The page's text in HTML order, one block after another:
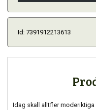
Id: 7391912213613
Idag skall alltfler